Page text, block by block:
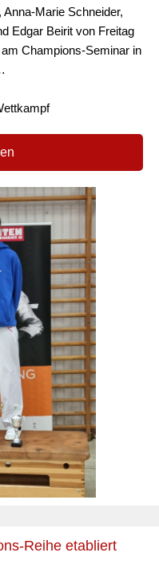
Marie Schneider,
Edgar Beirit von Freitag
Champions-Seminar in
Reihe etabliert